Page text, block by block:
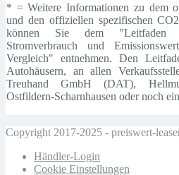
* = Weitere Informationen zu dem
und den offiziellen spezifischen
können Sie dem "Leitfaden
Stromverbrauch und
Vergleich" entnehmen. Den
Autohäusern, an allen
Treuhand GmbH (DAT),
Ostfildern-Scharnhausen oder noch
Copyright 2017-2025 - preiswert-
Händler-Login
Cookie Einstellungen